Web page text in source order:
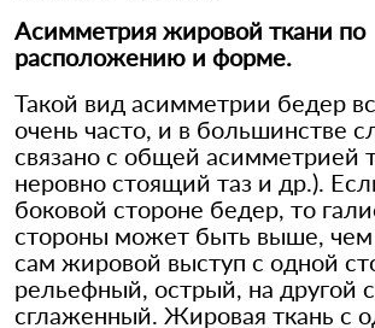
Асимметрия жировой ткани по
расположению и форме.
Такой вид асимметрии бедер
очень часто, и в большинстве
связано с общей асимметрией
неровно стоящий таз и др.).
боковой стороне бедер, то
стороны может быть выше, чем
сам жировой выступ с одной
рельефный, острый, на другой
сглаженный. Жировая ткань с